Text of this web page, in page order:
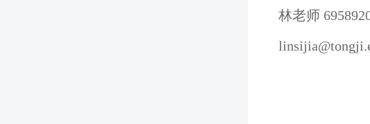
林老师